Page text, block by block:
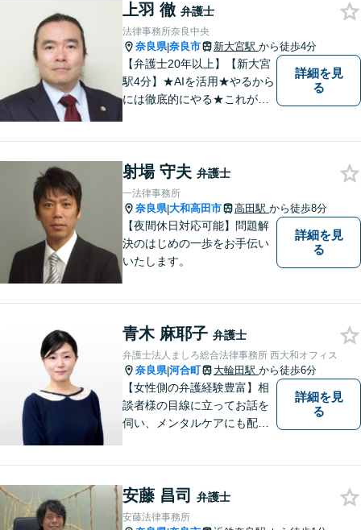
身近な弁護士を目指していま
す。
上羽 徹 弁護士
法律事務所奈良中央
奈良県|奈良市 新大宮駅 から徒歩4分
【弁護士20年以上】【新大宮
駅4分】★AIを活用★やるから
には徹底的にやる★これが私
も惜しみません！「不安を安
心に」丁寧にサポートしま
す。お気軽にご相談ください
詳細を見
る
射場 守夫 弁護士
一法律事務所
奈良県|大和高田市 高田駅 から徒歩8分
【夜間休日対応可能】問題解
決のはじめの一歩をお手伝い
いたします。
詳細を見
る
青木 麻耶子 弁護士
弁護士法人ましろ総合法律事務所 西大和オフィス
奈良県|河合町 大輪田駅 から徒歩6分
【女性側の弁護経験豊富】相
談者様の目線に立ってお話を
伺い、メンタルケアにも配慮
策をご提案【LINE利用可】
【平日夜間、土日祝日、応相
詳細を見
る
安藤 昌司 弁護士
安藤法律事務所